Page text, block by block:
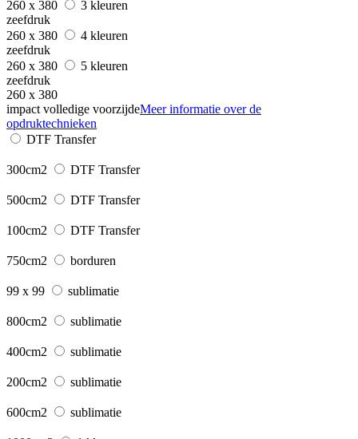
260 x 380
3 kleuren
zeefdruk
260 x 380
4 kleuren
zeefdruk
260 x 380
5 kleuren
zeefdruk
260 x 380
impact volledige voorzijdeMeer informatie over de
opdruktechnieken
DTF Transfer
300cm2 DTF Transfer
500cm2 DTF Transfer
100cm2 DTF Transfer
750cm2 borduren
99 x 99 sublimatie
800cm2 sublimatie
400cm2 sublimatie
200cm2 sublimatie
600cm2 sublimatie